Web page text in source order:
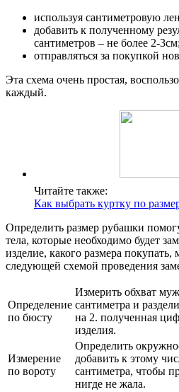
используя сантиметровую
добавить к полученному
сантиметров – не более 2-3см;
отправляться за покупкой
Эта схема очень простая,
каждый.
Читайте также:
Как выбрать куртку по
Определить размер рубашки
тела, которые необходимо будет
изделие, какого размера покупать,
следующей схемой проведения
Определение
по бюсту
Измерить обхват
сантиметра и
на 2. полученная
изделия.
Измерение
по вороту
Определить
добавить к этому
сантиметра, чтобы
нигде не жала.